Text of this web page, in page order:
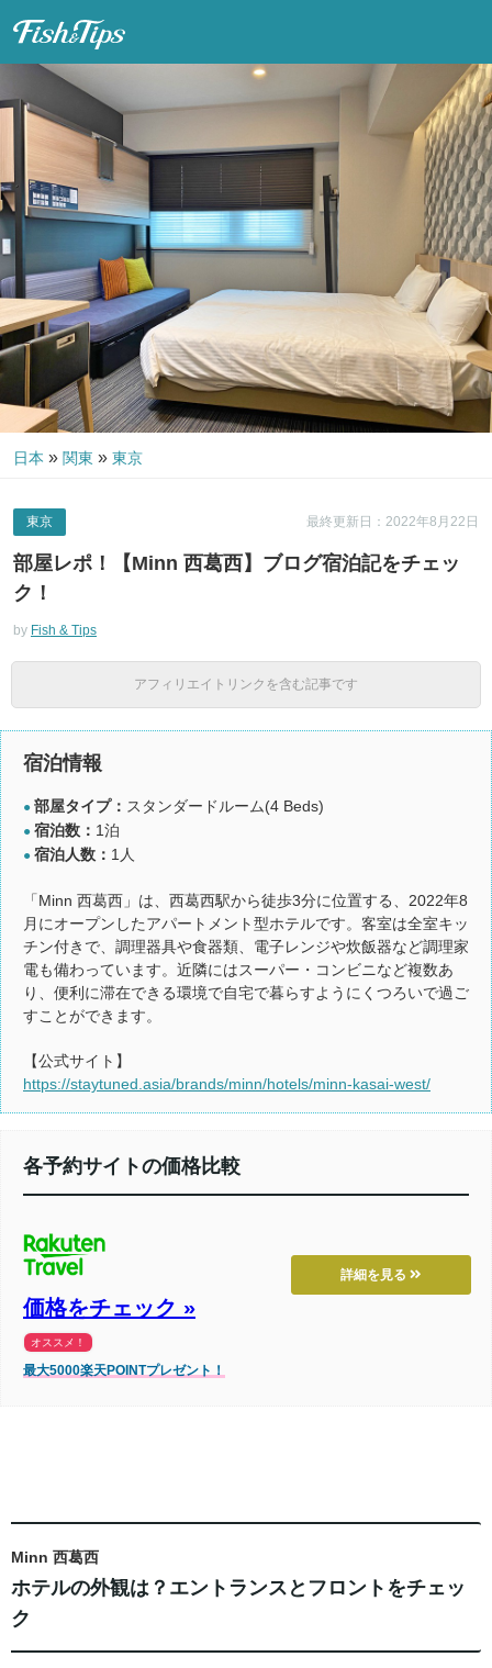
日本 » 関東 » 東京
最終更新日：2022年8月22日
東京
部屋レポ！【Minn 西葛西】ブログ宿泊記をチェッ
ク！
by Fish & Tips
アフィリエイトリンクを含む記事です
宿泊情報
● 部屋タイプ： スタンダードルーム(4 Beds)
● 宿泊数： 1泊
● 宿泊人数： 1人
「Minn 西葛西」は、西葛西駅から徒歩3分に位置する、2022年8
月にオープンしたアパートメント型ホテルです。客室は全室キッ
チン付きで、調理器具や食器類、電子レンジや炊飯器など調理家
電も備わっています。近隣にはスーパー・コンビニなど複数あ
り、便利に滞在できる環境で自宅で暮らすようにくつろいで過ご
すことができます。
【公式サイト】
https://staytuned.asia/brands/minn/hotels/minn-kasai-west/
各予約サイトの価格比較
詳細を見る
価格をチェック »
オススメ！
最大5000楽天POINTプレゼント！
Minn 西葛西
ホテルの外観は？エントランスとフロントをチェッ
ク